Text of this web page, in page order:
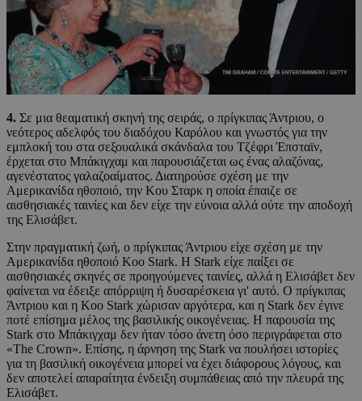
4. Σε μια θεαματική σκηνή της σειράς, ο πρίγκιπας Άντριου, o
νεότερος αδελφός του διαδόχου Καρόλου και γνωστός για την
εμπλοκή του στα σεξουαλικά σκάνδαλα του Τζέφρι Έπσταϊν,
έρχεται στο Μπάκιγχαμ και παρουσιάζεται ως ένας αλαζόνας,
αγενέστατος γαλαζοαίματος. Διατηρούσε σχέση με την
Αμερικανίδα ηθοποιό, την Κου Σταρκ η οποία έπαιζε σε
αισθησιακές ταινίες και δεν είχε την εύνοια αλλά ούτε την αποδοχή
της Ελισάβετ.
Στην πραγματική ζωή, ο πρίγκιπας Άντριου είχε σχέση με την
Αμερικανίδα ηθοποιό Koo Stark. Η Stark είχε παίξει σε
αισθησιακές σκηνές σε προηγούμενες ταινίες, αλλά η Ελισάβετ δεν
φαίνεται να έδειξε απόρριψη ή δυσαρέσκεια γι' αυτό. Ο πρίγκιπας
Άντριου και η Koo Stark χώρισαν αργότερα, και η Stark δεν έγινε
ποτέ επίσημα μέλος της βασιλικής οικογένειας. Η παρουσία της
Stark στο Μπάκιγχαμ δεν ήταν τόσο άνετη όσο περιγράφεται στο
«The Crown». Επίσης, η άρνηση της Stark να πουλήσει ιστορίες
για τη βασιλική οικογένεια μπορεί να έχει διάφορους λόγους, και
δεν αποτελεί απαραίτητα ένδειξη συμπάθειας από την πλευρά της
Ελισάβετ.